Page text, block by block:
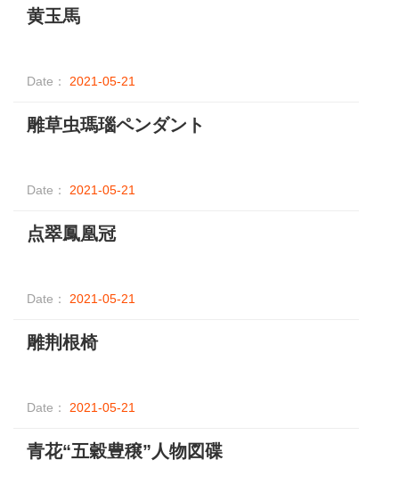
黄玉馬
Date： 2021-05-21
雕草虫瑪瑙ペンダント
Date： 2021-05-21
点翠鳳凰冠
Date： 2021-05-21
雕荆根椅
Date： 2021-05-21
青花“五穀豊穣”人物図碟